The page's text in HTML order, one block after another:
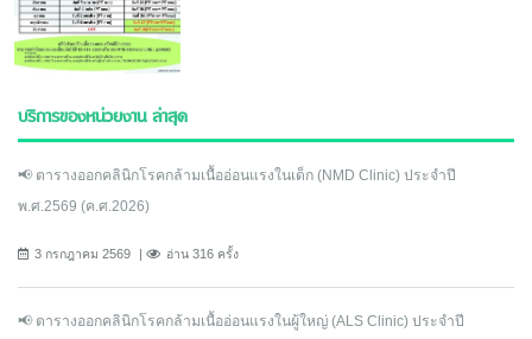
บริการของหน่วยงาน ล่าสุด
📢 ตารางออกคลินิกโรคกล้ามเนื้ออ่อนแรงในเด็ก (NMD Clinic) ประจำปี
พ.ศ.2569 (ค.ศ.2026)
3 กรกฎาคม 2569 อ่าน 316 ครั้ง
📢 ตารางออกคลินิกโรคกล้ามเนื้ออ่อนแรงในผู้ใหญ่ (ALS Clinic) ประจำปี